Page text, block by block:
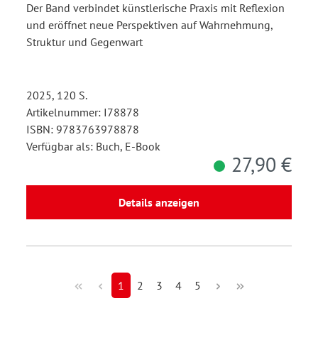
Der Band verbindet künstlerische Praxis mit Reflexion
und eröffnet neue Perspektiven auf Wahrnehmung,
Struktur und Gegenwart
2025, 120 S.
Artikelnummer: I78878
ISBN: 9783763978878
Verfügbar als: Buch, E-Book
27,90 €
Details anzeigen
1 2 3 4 5